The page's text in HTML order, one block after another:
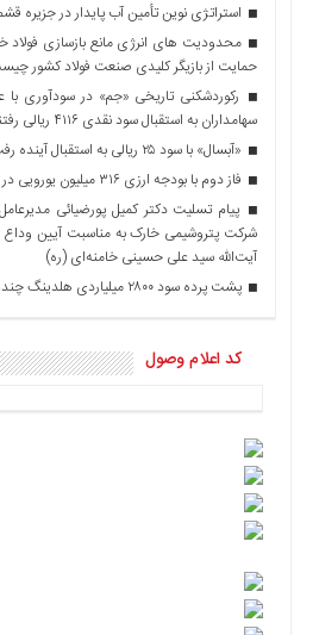
استراتژی نوین تأمین آب پایدار در جزیره
محدودیت های انرژی مانع بازسازی فولاد
حمایت از بازیگر کلیدی صنعت فولاد کشور
سهامداران به استقبال سود نقدی ۴۱۱۶ ریالی رفتند
«آبسال» با سود ۲۵ ریالی به استقبال آینده رفت
فاز دوم با بودجه ارزی ۳۱۶ میلیون یورویی در راه است
پیام تسلیت دکتر کمیل پورضیائی
شرکت پتروشیمی خارک به مناسبت آیین وداع
آیت‌الله سید علی حسینی خامنه‌ای (ره)
پشت پرده سود ۲۸۰۰ میلیاردی هلدینگ چندرشته‌ای چیست؟
کد اعلام وصول